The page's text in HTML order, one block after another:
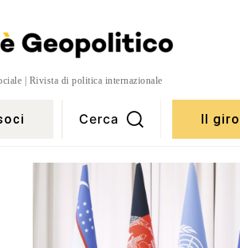
| Rivista di politica internazionale
Cerca Il